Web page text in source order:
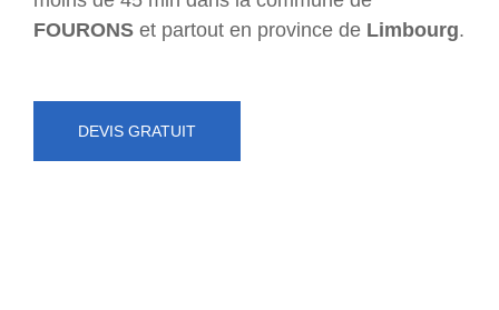
FOURONS et partout en province de Limbourg.
DEVIS GRATUIT